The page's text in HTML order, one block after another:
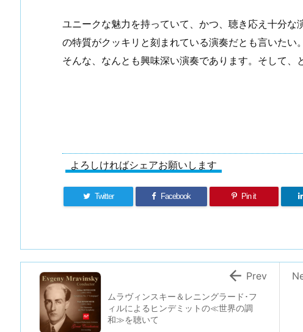
ユニークな魅力を持っていて、かつ、聴き応え十分
の特質がクッキリと刻まれている演奏だとも言いたい。
そんな、なんとも興味深い演奏であります。そして、
よろしければシェアお願いします
Twitter Facebook Pin it
ムラヴィンスキー＆レニングラード･フ
ィルによるヒンデミットの≪世界の調
和≫を聴いて
 Prev